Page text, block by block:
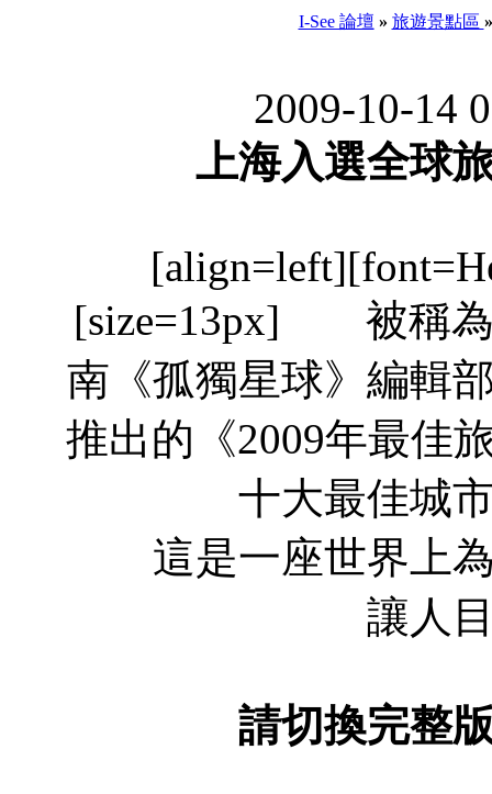
I-See 論壇 » 旅遊景點區 »
2009-10-14
上海入選全球
[size=13px] 被稱為
南《孤獨星球》編輯
推出的《2009年最佳
十大最佳城
這是一座世界上為
讓人
請切換完整